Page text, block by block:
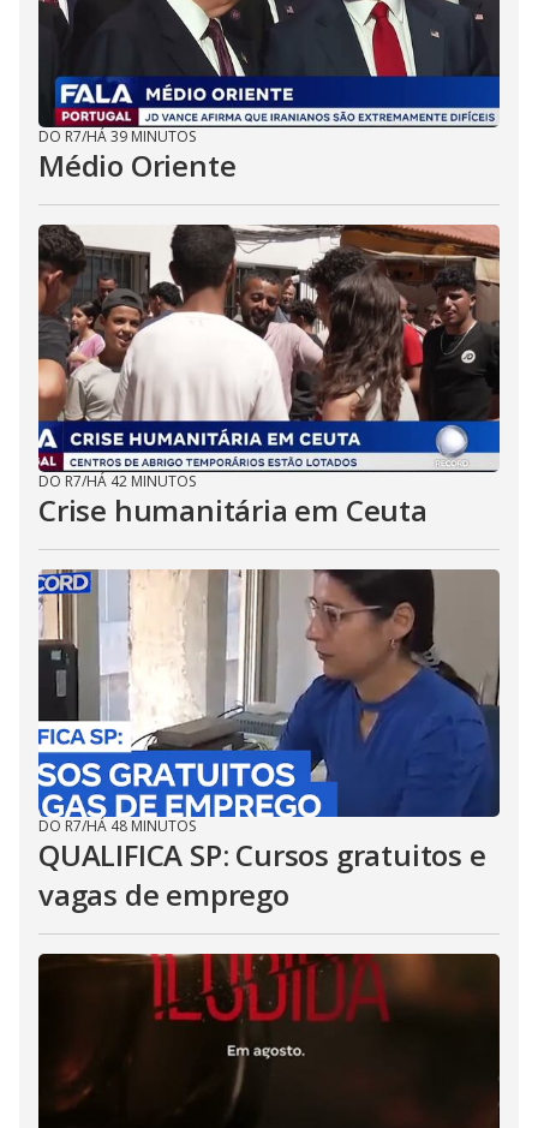
DO R7/HÁ 39 MINUTOS
Médio Oriente
DO R7/HÁ 42 MINUTOS
Crise humanitária em Ceuta
DO R7/HÁ 48 MINUTOS
QUALIFICA SP: Cursos gratuitos e
vagas de emprego